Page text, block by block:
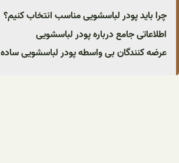
چرا باید پودر لباسشویی مناسب انتخاب کنیم؟
اطلاعاتی جامع درباره پودر لباسشویی
عرضه کنندگان بی واسطه پودر لباسشویی ساده